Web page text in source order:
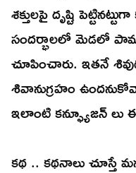
శక్తులపై దృష్టి
సందర్భాలలో మెడలో
చూపించారు. ఇతనే
శివానుగ్రహం
ఇలాంటి కన్ఫ్యూజన్
కథ .. కథనాలు చూస్తే